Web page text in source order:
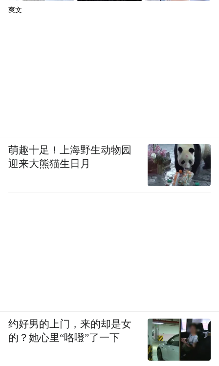
爽文
萌趣十足！上海野生动物园
迎来大熊猫生日月
约好男的上门，来的却是女
的？她心里“咯噔”了一下